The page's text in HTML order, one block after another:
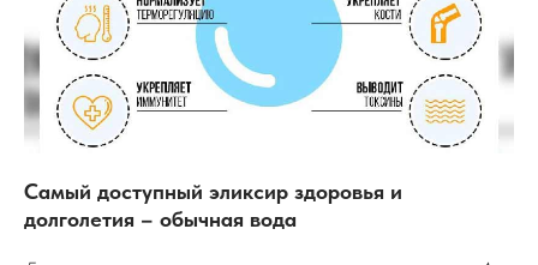
Самый доступный эликсир здоровья и
долголетия – обычная вода